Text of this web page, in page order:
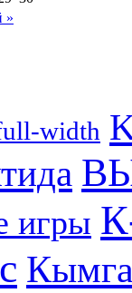
»
width
игры